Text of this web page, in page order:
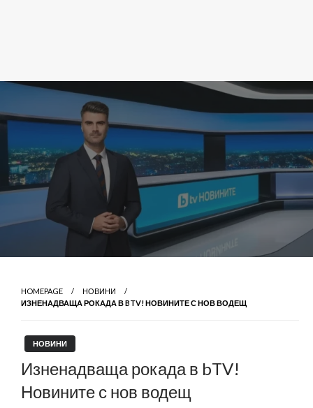
HOMEPAGE
НОВИНИ
ИЗНЕНАДВАЩА РОКАДА В BTV! НОВИНИТЕ С НОВ ВОДЕЩ
НОВИНИ
Изненадваща рокада в bTV!
Новините с нов водещ